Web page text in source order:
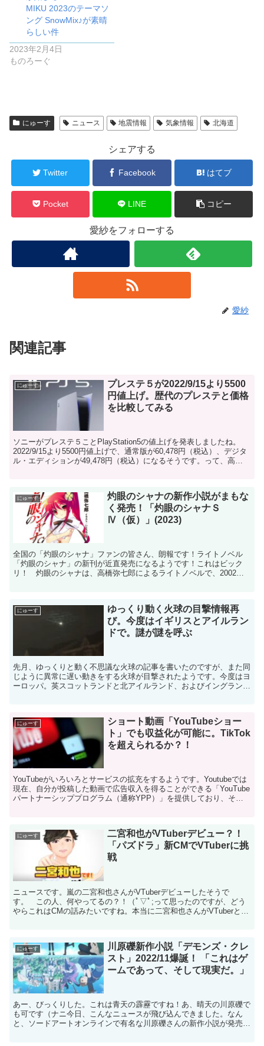
MIKU 2023のテーマソ
ング SnowMix♪が素晴
らしい件
2023年2月4日
ものろーぐ
にゅーす ニュース 地震情報 気象情報 北海道
シェアする
Twitter Facebook はてブ
Pocket LINE コピー
愛紗をフォローする
愛紗
関連記事
にゅーす
プレステ５が2022/9/15より5500
円値上げ。歴代のプレステと価格
を比較してみる
ソニーがプレステ５ことPlayStation5の値上げを発表しましたね。
2022/9/15より5500円値上げで、通常版が60,478円（税込）、デジタ
ル・エディションが49,478円（税込）になるそうです。って、高
にゅーす
灼眼のシャナの新作小説がまもな
く発売！「灼眼のシャナＳ
Ⅳ（仮）」(2023)
全国の「灼眼のシャナ」ファンの皆さん、朗報です！ライトノベル
「灼眼のシャナ」の新刊が近直発売になるようです！これはビック
リ！ 灼眼のシャナは、高橋弥七郎によるライトノベルで、2002年
にゅーす
ゆっくり動く火球の目撃情報再
び。今度はイギリスとアイルラン
ドで。謎が謎を呼ぶ
先月、ゆっくりと動く不思議な火球の記事を書いたのですが、また同
じように異常に遅い動きをする火球が目撃されたようです。今度はヨ
ーロッパ。英スコットランドと北アイルランド、およびイングランド
にゅーす
ショート動画「YouTubeショー
ト」でも収益化が可能に。TikTok
を超えられるか？！
YouTubeがいろいろとサービスの拡充をするようです。Youtubeでは
現在、自分が投稿した動画で広告収入を得ることができる「YouTube
パートナーシッププログラム（通称YPP）」を提供しており、その
にゅーす
二宮和也がVTuberデビュー？！
「パズドラ」新CMでVTuberに挑
戦
ニュースです。嵐の二宮和也さんがVTuberデビューしたそうで
す。 この人、何やってるの？！（ﾟ▽ﾟ;って思ったのですが、どう
やらこれはCMの話みたいですね。本当に二宮和也さんがVTuberとし
にゅーす
川原礫新作小説「デモンズ・クレ
スト」2022/11爆誕！ 「これはゲ
ームであって、そして現実だ。」
あー、びっくりした。これは青天の霹靂ですね！あ、晴天の川原礫で
も可です（ナニ今日、こんなニュースが飛び込んできました。なん
と、ソードアートオンラインで有名な川原礫さんの新作小説が発売に